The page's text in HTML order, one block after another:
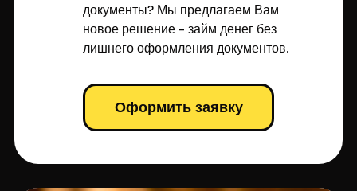
документы? Мы предлагаем Вам
новое решение - займ денег без
лишнего оформления документов.
Оформить заявку